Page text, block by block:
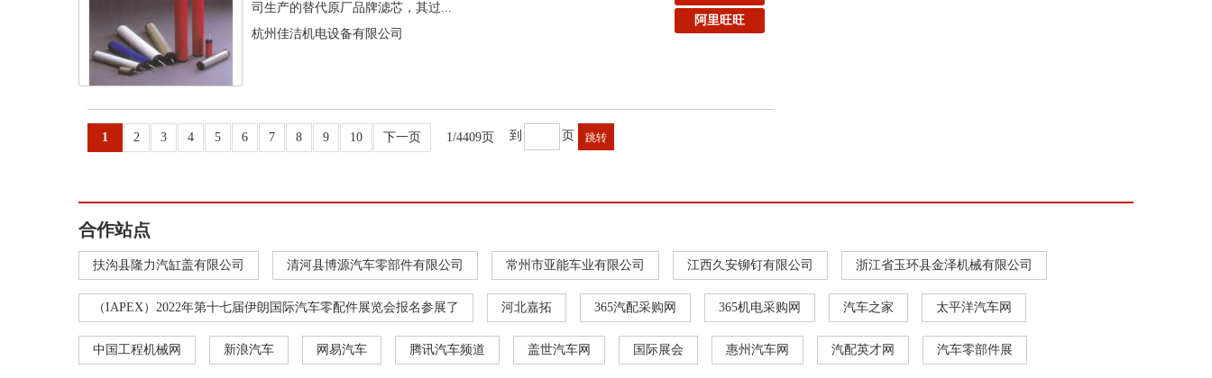
司生产的替代原厂品牌滤芯，其过...
杭州佳洁机电设备有限公司
阿里旺旺
1 2 3 4 5 6 7 8 9 10 下一页 1/4409页 到 页
合作站点
扶沟县隆力汽缸盖有限公司 清河县博源汽车零部件有限公司 常州市亚能车业有限公司 江西久安铆钉有限公司 浙江省玉环县金泽机械有限公司
（IAPEX）2022年第十七届伊朗国际汽车零配件展览会报名参展了 河北嘉拓 365汽配采购网 365机电采购网 汽车之家 太平洋汽车网
中国工程机械网 新浪汽车 网易汽车 腾讯汽车频道 盖世汽车网 国际展会 惠州汽车网 汽配英才网 汽车零部件展